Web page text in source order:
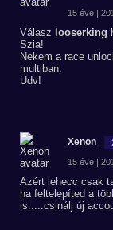
15 éve |
Válasz looserking
Szia!
Nekem a race
multiban.
Üdv!
Xenon
15 éve |
Azért lehecc csak
ha feltelepíted a
is.....csinálj új